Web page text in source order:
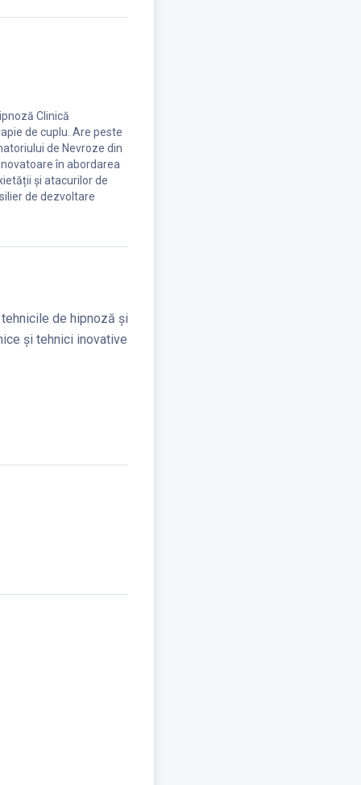
Clinică
de cuplu. Are peste
de Nevroze din
în abordarea
și atacurilor de
de dezvoltare
de hipnoză și
și tehnici inovative